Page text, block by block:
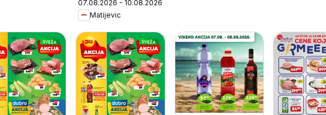
07.08.2026 - 10.08.2026
Matijevic